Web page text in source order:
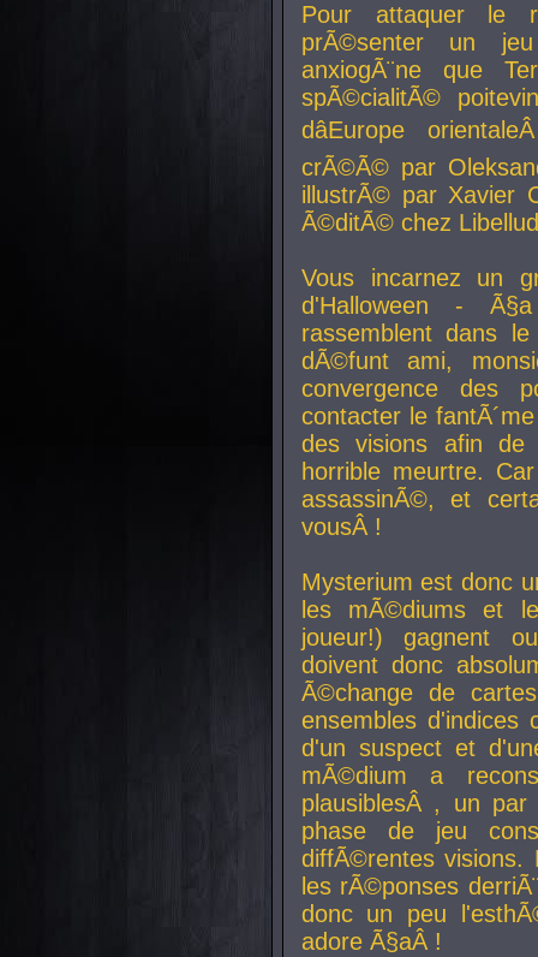
Pour attaquer le
prÃ©senter un
anxiogÃ¨ne que
spÃ©cialitÃ©
dâEurope
crÃ©Ã© par
illustrÃ© par Xavier
Ã©ditÃ© chez
Vous incarnez un
d'Halloween -
rassemblent dans
dÃ©funt ami,
convergence des
contacter le
des visions afin
horrible meurtre.
assassinÃ©, et
vousÂ !
Mysterium est donc
les mÃ©diums et
joueur!) gagnent
doivent donc
Ã©change de
ensembles d'indices
d'un suspect et
mÃ©dium a
plausiblesÂ , un par
phase de jeu
diffÃ©rentes visions.
les rÃ©ponses
donc un peu
adore Ã§aÂ !